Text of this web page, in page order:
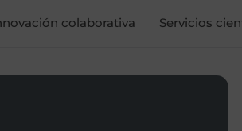
colaborativa Servicios